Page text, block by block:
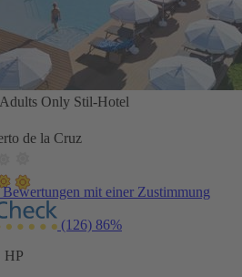
Only Stil-Hotel
de la Cruz
mit einer Zustimmung
(126) 86%
HP